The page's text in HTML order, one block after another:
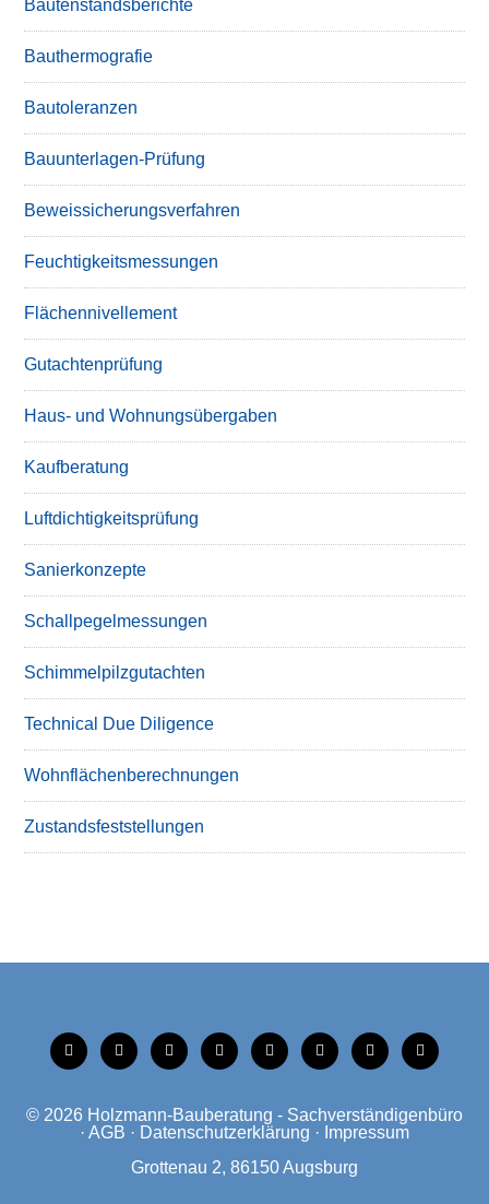
Bautenstandsberichte
Bauthermografie
Bautoleranzen
Bauunterlagen-Prüfung
Beweissicherungsverfahren
Feuchtigkeitsmessungen
Flächennivellement
Gutachtenprüfung
Haus- und Wohnungsübergaben
Kaufberatung
Luftdichtigkeitsprüfung
Sanierkonzepte
Schallpegelmessungen
Schimmelpilzgutachten
Technical Due Diligence
Wohnflächenberechnungen
Zustandsfeststellungen
tiktok instagramfacebooklinkedinxing linkedinmobilemail
© 2026 Holzmann-Bauberatung - Sachverständigenbüro
· AGB · Datenschutzerklärung · Impressum
Grottenau 2, 86150 Augsburg